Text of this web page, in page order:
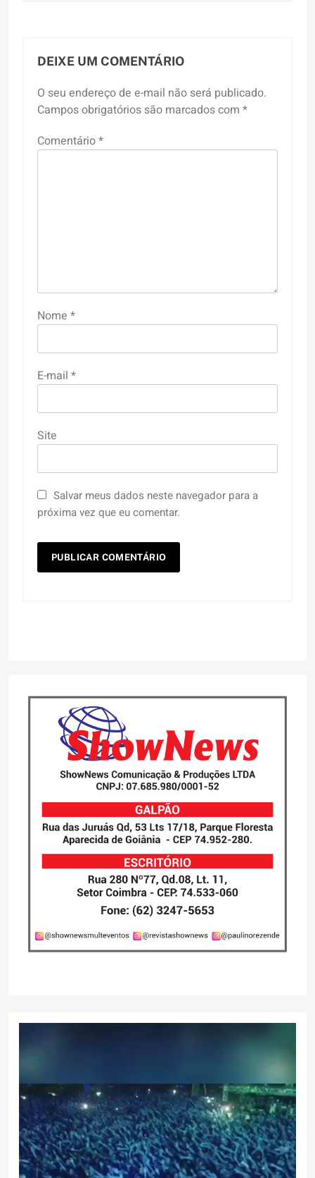
DEIXE UM COMENTÁRIO
O seu endereço de e-mail não será publicado.
Campos obrigatórios são marcados com *
Comentário*
Nome *
E-mail *
Site
Salvar meus dados neste navegador para a
próxima vez que eu comentar.